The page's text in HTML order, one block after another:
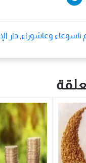
تاسوعاء وعاشوراء, دار